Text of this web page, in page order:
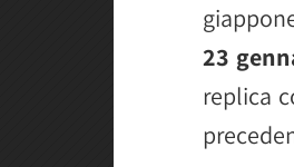
23
replica